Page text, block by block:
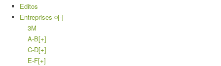
Editos
Entreprises ¤[-]
3M
A-B[+]
C-D[+]
E-F[+]